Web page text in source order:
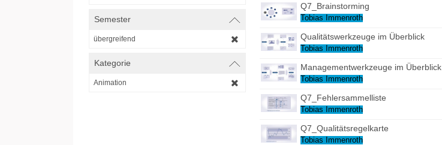
Semester
übergreifend
Kategorie
Animation
Q7_Brainstorming
Tobias Immenroth
Qualitätswerkzeuge im Überblick
Tobias Immenroth
Managementwerkzeuge im Überblick
Tobias Immenroth
Q7_Fehlersammelliste
Tobias Immenroth
Q7_Qualitätsregelkarte
Tobias Immenroth